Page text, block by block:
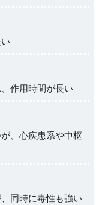
作用時間が長い
、心疾患系や中枢
同時に毒性も強い